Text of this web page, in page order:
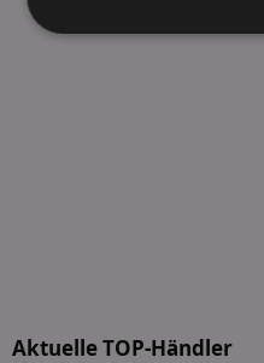
Aktuelle TOP-Händler
Unbedingt